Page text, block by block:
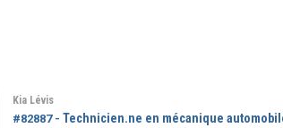
Kia Lévis
#82887 - Technicien.ne en mécanique